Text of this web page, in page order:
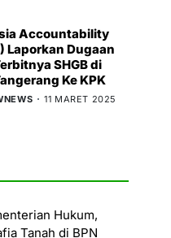
Accountability
Laporkan Dugaan
SHGB di
Ke KPK
11 MARET 2025